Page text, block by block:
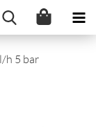
h 5 bar